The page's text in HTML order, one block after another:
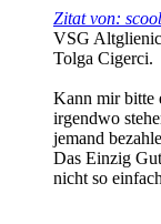
Zitat von:
VSG
Tolga Cigerci.
Kann mir bitte
irgendwo
jemand
Das Einzig
nicht so